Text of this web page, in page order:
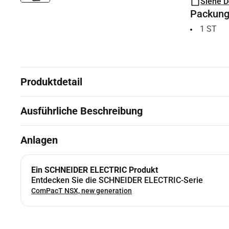
Packung
1 ST
Produktdetail
Ausführliche Beschreibung
Anlagen
Ein SCHNEIDER ELECTRIC Produkt
Entdecken Sie die SCHNEIDER ELECTRIC-Serie
ComPacT NSX, new generation